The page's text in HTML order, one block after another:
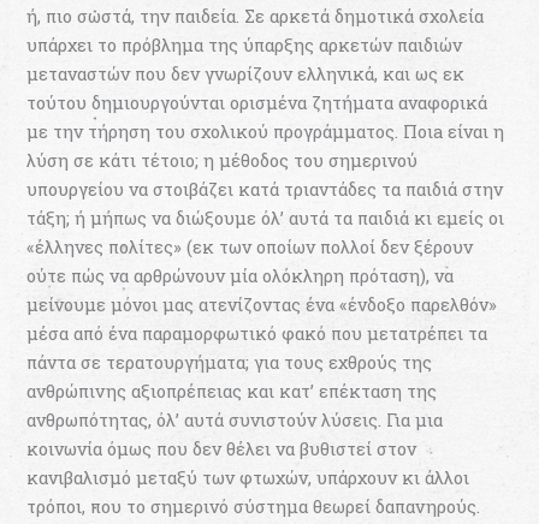
ή, πιο σωστά, την παιδεία. Σε αρκετά δηµοτικά σχολεία
υπάρχει το πρόβληµα της ύπαρξης αρκετών παιδιών
µεταναστών που δεν γνωρίζουν ελληνικά, και ως εκ
τούτου δηµιουργούνται ορισµένα ζητήµατα αναφορικά
με την τήρηση του σχολικού προγράµµατος. Ποιa είναι η
λύση σε κάτι τέτοιο; η µέθοδος του σηµερινού
υπουργείου να στοιβάζει κατά τριαντάδες τα παιδιά στην
τάξη; ή µήπως να διώξουµε όλ’ αυτά τα παιδιά κι εµείς οι
«έλληνες πολίτες» (εκ των οποίων πολλοί δεν ξέρουν
ούτε πώς να αρθρώνουν µία ολόκληρη πρόταση), να
µείνουµε µόνοι µας ατενίζοντας ένα «ένδοξο παρελθόν»
µέσα από ένα παραµορφωτικό φακό που µετατρέπει τα
πάντα σε τερατουργήµατα; για τους εχθρούς της
ανθρώπινης αξιοπρέπειας και κατ’ επέκταση της
ανθρωπότητας, όλ’ αυτά συνιστούν λύσεις. Για µια
κοινωνία όµως που δεν θέλει να βυθιστεί στον
κανιβαλισμό µεταξύ των φτωχών, υπάρχουν κι άλλοι
τρόποι, που το σηµερινό σύστηµα θεωρεί δαπανηρούς.